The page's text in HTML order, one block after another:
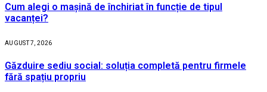
Cum alegi o mașină de închiriat în funcție de tipul
vacanței?
AUGUST 7, 2026
Găzduire sediu social: soluția completă pentru firmele
fără spațiu propriu